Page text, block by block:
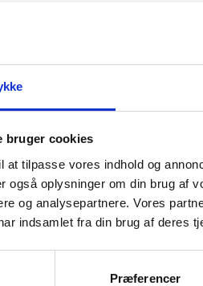
bruger cookies
at tilpasse vores indhold og
også oplysninger om din brug af
og analysepartnere. Vores
indsamlet fra din brug af deres
Præferencer
om
til din virksomhed. Vi
service til en